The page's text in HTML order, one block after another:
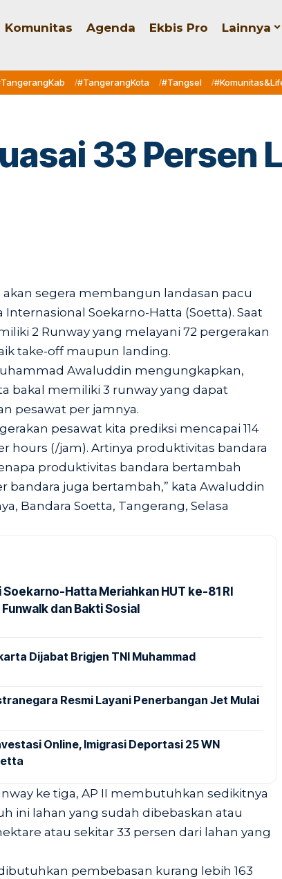
Komunitas Agenda Ekbis Pro Lainnya
#TangerangKota #Tangsel
33 Persen
akan segera membangun landasan pacu
Internasional Soekarno-Hatta (Soetta). Saat
2 Runway yang melayani 72 pergerakan
take-off maupun landing.
Awaluddin mengungkapkan,
bakal memiliki 3 runway yang dapat
pesawat per jamnya.
pesawat kita prediksi mencapai 114
hours (/jam). Artinya produktivitas bandara
produktivitas bandara bertambah
bandara juga bertambah,” kata Awaluddin
Bandara Soetta, Tangerang, Selasa
Soekarno-Hatta Meriahkan HUT ke-81 RI
dan Bakti Sosial
Dijabat Brigjen TNI Muhammad
Resmi Layani Penerbangan Jet Mulai
Online, Imigrasi Deportasi 25 WN
ke tiga, AP II membutuhkan sedikitnya
ini lahan yang sudah dibebaskan atau
atau sekitar 33 persen dari lahan yang
pembebasan kurang lebih 163